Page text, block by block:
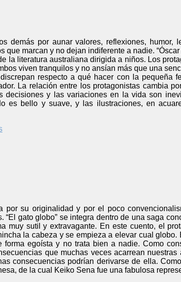
demás por aunar valores, reflexiones, humor,
que marcan y no dejan indiferente a nadie.
la literatura australiana dirigida a niños. Los
viven tranquilos y no ansían más que una
respecto a qué hacer con la pequeña
La relación entre los protagonistas cambia
decisiones y las variaciones en la vida son
es bello y suave, y las ilustraciones, en
por su originalidad y por el poco
gato globo” se integra dentro de una saga
muy sutil y extravagante. En este cuento, el
la cabeza y se empieza a elevar cual
egoísta y no trata bien a nadie. Como
que muchas veces acarrean
consecuencias podrían derivarse de ella.
de la cual Keiko Sena fue una fabulosa